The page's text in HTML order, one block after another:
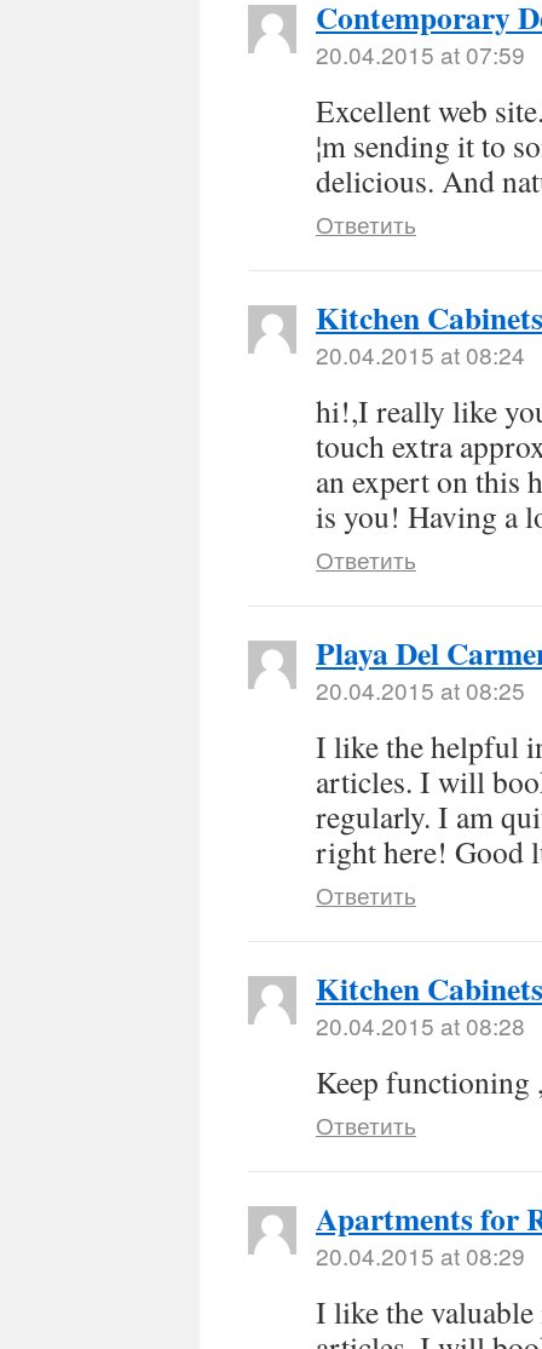
Contemporary
20.04.2015 at 07:59
Excellent web
¦m sending it to
delicious. And
Ответить
Kitchen Cabinets
20.04.2015 at 08:24
hi!,I really like
touch extra
an expert on this
is you! Having a
Ответить
Playa Del
20.04.2015 at 08:25
I like the helpful
articles. I will
regularly. I am
right here! Good
Ответить
Kitchen Cabinets
20.04.2015 at 08:28
Keep functioning
Ответить
Apartments for
20.04.2015 at 08:29
I like the